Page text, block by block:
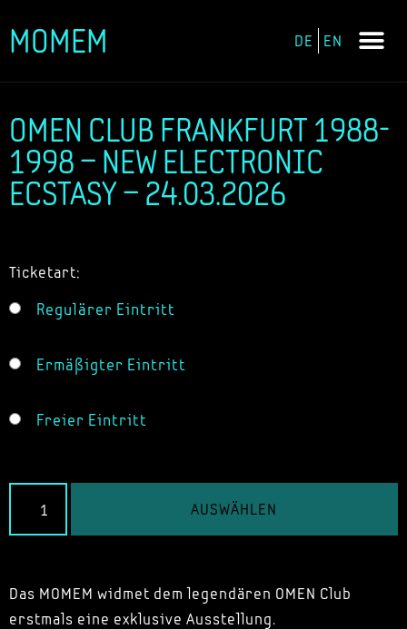
Zum
MOMEM DE EN
OMEN CLUB FRANKFURT 1988-
1998 – NEW ELECTRONIC
ECSTASY – 24.03.2026
Ticketart:
Regulärer Eintritt
Ermäßigter Eintritt
Freier Eintritt
AUSWÄHLEN
Das MOMEM widmet dem legendären OMEN Club
erstmals eine exklusive Ausstellung.